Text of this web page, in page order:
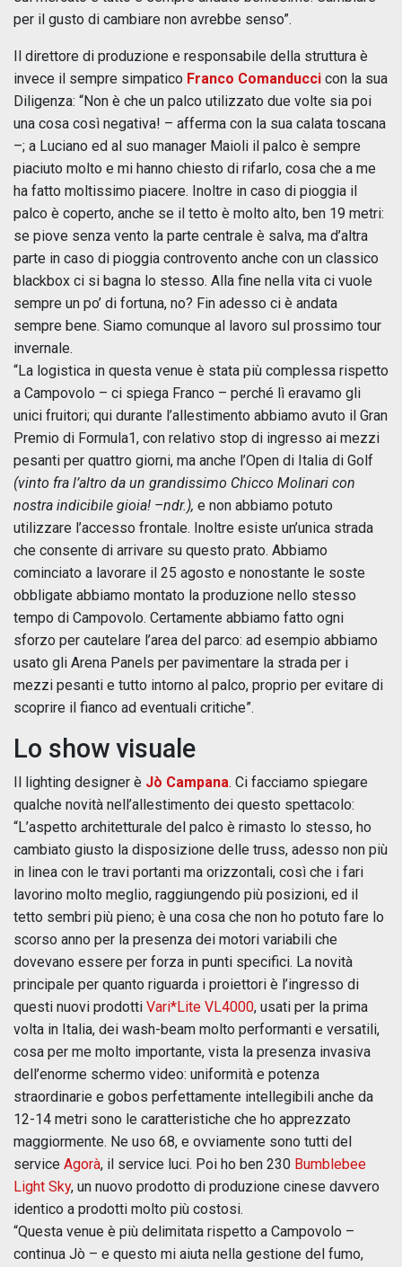
per il gusto di cambiare non avrebbe senso”.
Il direttore di produzione e responsabile della struttura è
invece il sempre simpatico Franco Comanducci con la sua
Diligenza: “Non è che un palco utilizzato due volte sia poi
una cosa così negativa! – afferma con la sua calata toscana
–; a Luciano ed al suo manager Maioli il palco è sempre
piaciuto molto e mi hanno chiesto di rifarlo, cosa che a me
ha fatto moltissimo piacere. Inoltre in caso di pioggia il
palco è coperto, anche se il tetto è molto alto, ben 19 metri:
se piove senza vento la parte centrale è salva, ma d’altra
parte in caso di pioggia controvento anche con un classico
blackbox ci si bagna lo stesso. Alla fine nella vita ci vuole
sempre un po’ di fortuna, no? Fin adesso ci è andata
sempre bene. Siamo comunque al lavoro sul prossimo tour
invernale.
“La logistica in questa venue è stata più complessa rispetto
a Campovolo – ci spiega Franco – perché lì eravamo gli
unici fruitori; qui durante l’allestimento abbiamo avuto il Gran
Premio di Formula1, con relativo stop di ingresso ai mezzi
pesanti per quattro giorni, ma anche l’Open di Italia di Golf
(vinto fra l’altro da un grandissimo Chicco Molinari con
nostra indicibile gioia! –ndr.), e non abbiamo potuto
utilizzare l’accesso frontale. Inoltre esiste un’unica strada
che consente di arrivare su questo prato. Abbiamo
cominciato a lavorare il 25 agosto e nonostante le soste
obbligate abbiamo montato la produzione nello stesso
tempo di Campovolo. Certamente abbiamo fatto ogni
sforzo per cautelare l’area del parco: ad esempio abbiamo
usato gli Arena Panels per pavimentare la strada per i
mezzi pesanti e tutto intorno al palco, proprio per evitare di
scoprire il fianco ad eventuali critiche”.
Lo show visuale
Il lighting designer è Jò Campana. Ci facciamo spiegare
qualche novità nell’allestimento dei questo spettacolo:
“L’aspetto architetturale del palco è rimasto lo stesso, ho
cambiato giusto la disposizione delle truss, adesso non più
in linea con le travi portanti ma orizzontali, così che i fari
lavorino molto meglio, raggiungendo più posizioni, ed il
tetto sembri più pieno; è una cosa che non ho potuto fare lo
scorso anno per la presenza dei motori variabili che
dovevano essere per forza in punti specifici. La novità
principale per quanto riguarda i proiettori è l’ingresso di
questi nuovi prodotti Vari*Lite VL4000, usati per la prima
volta in Italia, dei wash-beam molto performanti e versatili,
cosa per me molto importante, vista la presenza invasiva
dell’enorme schermo video: uniformità e potenza
straordinarie e gobos perfettamente intellegibili anche da
12-14 metri sono le caratteristiche che ho apprezzato
maggiormente. Ne uso 68, e ovviamente sono tutti del
service Agorà, il service luci. Poi ho ben 230 Bumblebee
Light Sky, un nuovo prodotto di produzione cinese davvero
identico a prodotti molto più costosi.
“Questa venue è più delimitata rispetto a Campovolo –
continua Jò – e questo mi aiuta nella gestione del fumo,